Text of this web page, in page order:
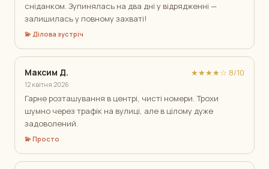
сніданком. Зупинялась на два дні у відрядженні —
залишилась у повному захваті!
💫 Ділова зустріч
Максим Д.
12 квітня 2026
★★★★☆ 8/10
Гарне розташування в центрі, чисті номери. Трохи
шумно через трафік на вулиці, але в цілому дуже
задоволений.
💫 Просто